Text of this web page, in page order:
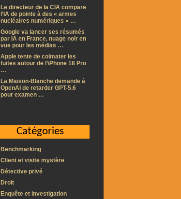
Le directeur de la CIA compare
l’IA de pointe à des « armes
nucléaires numériques » …
Google va lancer ses résumés
par IA en France, nuage noir en
vue pour les médias …
Apple tente de colmater les
fuites autour de l’iPhone 18 Pro
…
La Maison-Blanche demande à
OpenAI de retarder GPT-5.6
pour examen …
Catégories
Benchmarking
Client et visite mystère
Détective privé
Droit
Enquête et investigation